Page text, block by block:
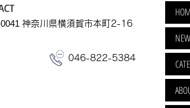
046-822-5384
神奈川県横須賀市本町2-16